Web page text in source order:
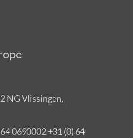
NG Vlissingen,
0690002 +31 (0) 64